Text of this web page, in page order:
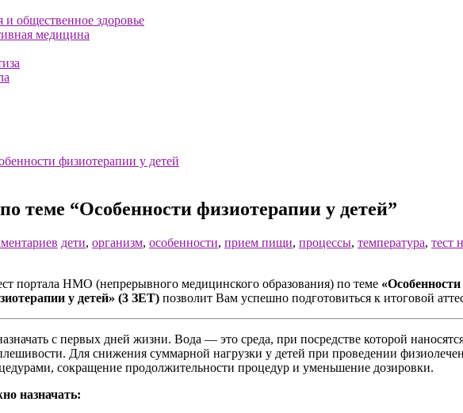
и общественное здоровье
медицина
теме “Особенности физиотерапии у детей”
дети, организм, особенности, прием пищи, процессы, температура, тест
портала НМО (непрерывного медицинского образования) по теме
у детей» (3 ЗЕТ) позволит Вам успешно подготовиться к итоговой
с первых дней жизни. Вода — это среда, при посредстве которой
Для снижения суммарной нагрузки у детей при проведении
сокращение продолжительности процедур и уменьшение дозировки.
назначать: